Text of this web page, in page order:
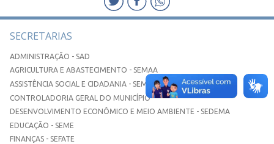
SECRETARIAS
ADMINISTRAÇÃO - SAD
AGRICULTURA E ABASTECIMENTO - SEMAA
ASSISTÊNCIA SOCIAL E CIDADANIA - SEMASC
CONTROLADORIA GERAL DO MUNICÍPIO
DESENVOLVIMENTO ECONÔMICO E MEIO AMBIENTE - SEDEMA
EDUCAÇÃO - SEME
FINANÇAS - SEFATE